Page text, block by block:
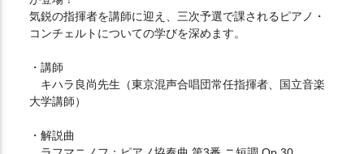
気鋭の指揮者を講師に迎え、三次予選で課されるピアノ・
コンチェルトについての学びを深めます。
・講師
キハラ良尚先生（東京混声合唱団常任指揮者、国立音楽
大学講師）
・解説曲